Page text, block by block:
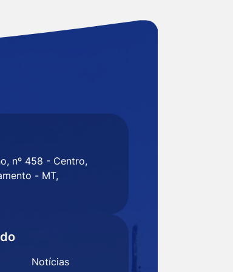
nº 458 - Centro,
- MT,
Notícias